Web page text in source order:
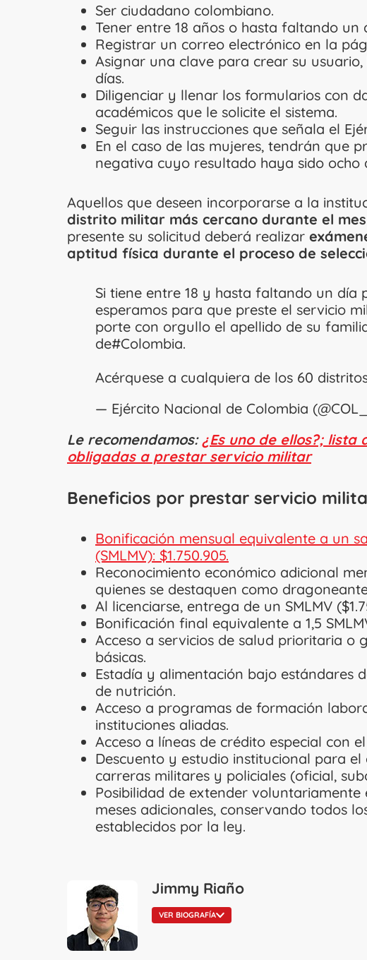
Ser ciudadano colombiano.
Tener entre 18 años o hasta faltando un
Registrar un correo electrónico en la
Asignar una clave para crear su
días.
Diligenciar y llenar los formularios con
académicos que le solicite el sistema.
Seguir las instrucciones que señala el
En el caso de las mujeres, tendrán que
negativa cuyo resultado haya sido ocho
Aquellos que deseen incorporarse a la
distrito militar más cercano durante el
presente su solicitud deberá realizar
aptitud física durante el proceso de
Si tiene entre 18 y hasta faltando un día
esperamos para que preste el servicio
porte con orgullo el apellido de su
de#Colombia.
Acérquese a cualquiera de los 60
— Ejército Nacional de Colombia
Le recomendamos: ¿Es uno de ellos?; lista
obligadas a prestar servicio militar
Beneficios por prestar servicio
Bonificación mensual equivalente a un
(SMLMV): $1.750.905.
Reconocimiento económico adicional
quienes se destaquen como
Al licenciarse, entrega de un SMLMV
Bonificación final equivalente a 1,5
Acceso a servicios de salud prioritaria o
básicas.
Estadía y alimentación bajo estándares
de nutrición.
Acceso a programas de formación
instituciones aliadas.
Acceso a líneas de crédito especial con
Descuento y estudio institucional para
carreras militares y policiales (oficial,
Posibilidad de extender voluntariamente
meses adicionales, conservando todos
establecidos por la ley.
Jimmy Riaño
VER BIOGRAFÍA